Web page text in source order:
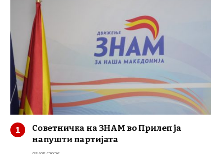
Советничка на ЗНАМ во Прилеп ја
напушти партијата